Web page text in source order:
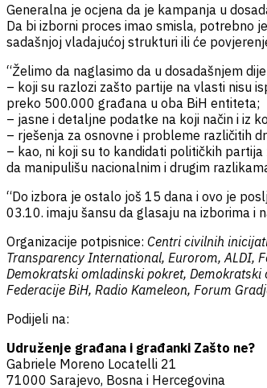
Generalna je ocjena da je kampanja u
Da bi izborni proces imao smisla, potrebno
sadašnjoj vladajućoj strukturi ili će
“Želimo da naglasimo da u dosadašnjem
– koji su razlozi zašto partije na vlasti nisu
preko 500.000 građana u oba BiH entiteta;
– jasne i detaljne podatke na koji način i iz
– rješenja za osnovne i probleme različitih
– kao, ni koji su to kandidati političkih
da manipulišu nacionalnim i drugim
“Do izbora je ostalo još 15 dana i ovo je
03.10. imaju šansu da glasaju na izborima i
Organizacije potpisnice: Centri civilnih
Transparency International, Eurorom, ALDI,
Demokratski omladinski pokret, Demokratski
Federacije BiH, Radio Kameleon, Forum
Podijeli na:
Udruženje građana i građanki Zašto ne?
Gabriele Moreno Locatelli 21
71000 Sarajevo, Bosna i Hercegovina